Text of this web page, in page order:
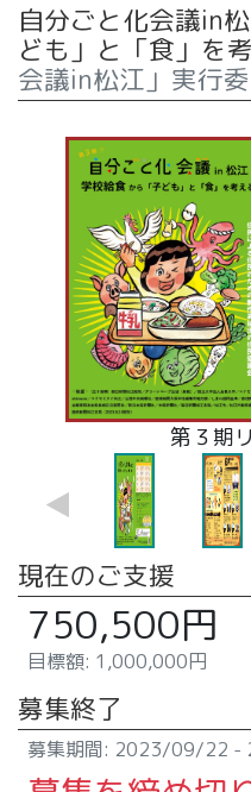
自分ごと化会議in
ども」と「食」を
会議in松江」実行
第３期
リー
自分ごと化
前松江市長へ
現在のご支援
750,500円
目標額: 1,000,000円
募集終了
募集期間: 2023/09/22